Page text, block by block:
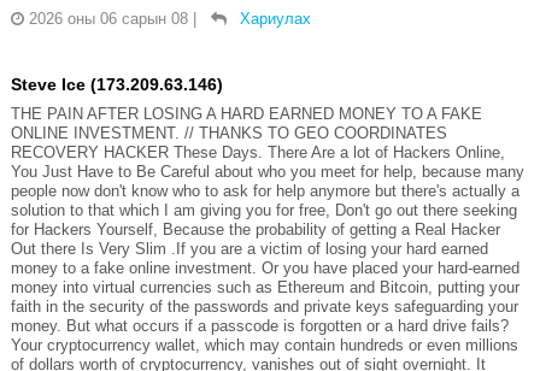
2026 оны 06 сарын 08 | Хариулах
Steve Ice (173.209.63.146)
THE PAIN AFTER LOSING A HARD EARNED MONEY TO A FAKE
ONLINE INVESTMENT. // THANKS TO GEO COORDINATES
RECOVERY HACKER These Days. There Are a lot of Hackers Online,
You Just Have to Be Careful about who you meet for help, because many
people now don't know who to ask for help anymore but there's actually a
solution to that which I am giving you for free, Don't go out there seeking
for Hackers Yourself, Because the probability of getting a Real Hacker
Out there Is Very Slim .If you are a victim of losing your hard earned
money to a fake online investment. Or you have placed your hard-earned
money into virtual currencies such as Ethereum and Bitcoin, putting your
faith in the security of the passwords and private keys safeguarding your
money. But what occurs if a passcode is forgotten or a hard drive fails?
Your cryptocurrency wallet, which may contain hundreds or even millions
of dollars worth of cryptocurrency, vanishes out of sight overnight. It